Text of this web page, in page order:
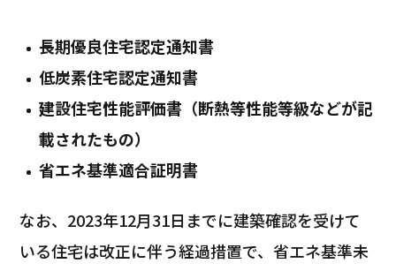
長期優良住宅認定通知書
低炭素住宅認定通知書
建設住宅性能評価書（断熱等性能等級などが記
載されたもの）
省エネ基準適合証明書
なお、2023年12月31日までに建築確認を受けて
いる住宅は改正に伴う経過措置で、省エネ基準未